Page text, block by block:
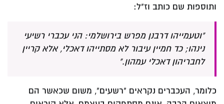
ותוספות שם כותב וז"ל:
"וטעמייהו דרבנן מפרש בירושלמי: הני עכברי רשיעי
נינהו; כד חמיין עיבור לא מסתייהו דאכלי, אלא קריין
לחבריהון דאכלי עמהון."
כלומר, העכברים נקראים "רשעים", משום שכאשר הם